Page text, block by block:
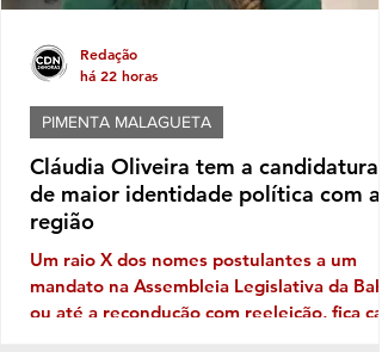
Cláudia Oliveira tem a candidatura
de maior identidade política com a
região
Um raio X dos nomes postulantes a um
mandato na Assembleia Legislativa da
ou até a recondução com reeleição, fica
PIMENTA MALAGUETA
Redação
há 22 horas